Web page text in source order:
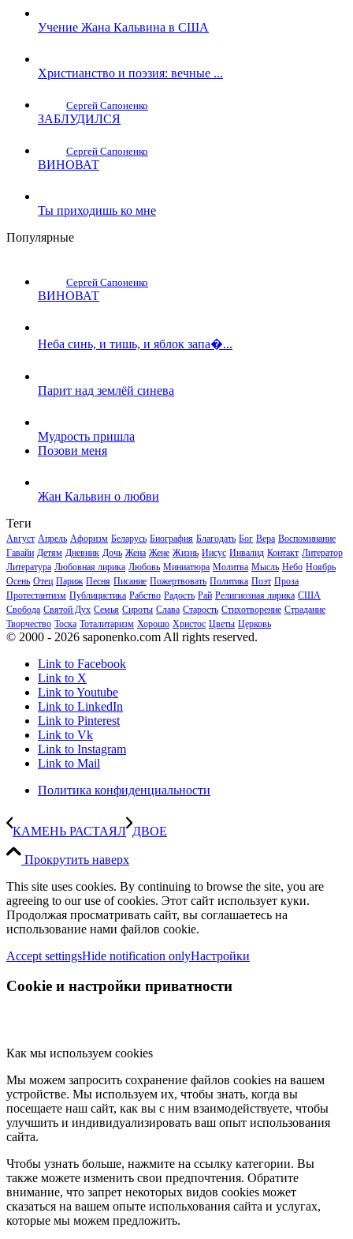
Учение Жана Кальвина в США
Христианство и поэзия: вечные ...
Сергей Сапоненко
ЗАБЛУДИЛСЯ
Сергей Сапоненко
ВИНОВАТ
Ты приходишь ко мне
Популярные
Сергей Сапоненко
ВИНОВАТ
Неба синь, и тишь, и яблок запа�...
Парит над землёй синева
Мудрость пришла
Позови меня
Жан Кальвин о любви
Теги
Август Апрель Афоризм Беларусь Биография Благодать Бог Вера Воспоминание
Гавайи Детям Дневник Дочь Жена Жене Жизнь Иисус Инвалид Контакт Литератор
Литература Любовная лирика Любовь Миниатюра Молитва Мысль Небо Ноябрь
Осень Отец Париж Песня Писание Пожертвовать Политика Поэт Проза
Протестантизм Публицистика Рабство Радость Рай Религиозная лирика США
Свобода Святой Дух Семья Сироты Слава Старость Стихотворение Страдание
Творчество Тоска Тоталитаризм Хорошо Христос Цветы Церковь
© 2000 - 2026 saponenko.com All rights reserved.
Link to Facebook
Link to X
Link to Youtube
Link to LinkedIn
Link to Pinterest
Link to Vk
Link to Instagram
Link to Mail
Политика конфиденциальности
КАМЕНЬ РАСТАЯЛ ДВОЕ
Прокрутить наверх
This site uses cookies. By continuing to browse the site, you are
agreeing to our use of cookies. Этот сайт использует куки.
Продолжая просматривать сайт, вы соглашаетесь на
использование нами файлов cookie.
Accept settingsHide notification onlyНастройки
Cookie и настройки приватности
Как мы используем cookies
Мы можем запросить сохранение файлов cookies на вашем
устройстве. Мы используем их, чтобы знать, когда вы
посещаете наш сайт, как вы с ним взаимодействуете, чтобы
улучшить и индивидуализировать ваш опыт использования
сайта.
Чтобы узнать больше, нажмите на ссылку категории. Вы
также можете изменить свои предпочтения. Обратите
внимание, что запрет некоторых видов cookies может
сказаться на вашем опыте испольхования сайта и услугах,
которые мы можем предложить.